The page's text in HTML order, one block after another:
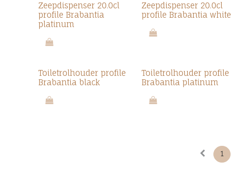
Zeepdispenser 20.0cl
profile Brabantia
platinum
Zeepdispenser 20.0cl
profile Brabantia white
Toiletrolhouder profile
Brabantia black
Toiletrolhouder profile
Brabantia platinum
1